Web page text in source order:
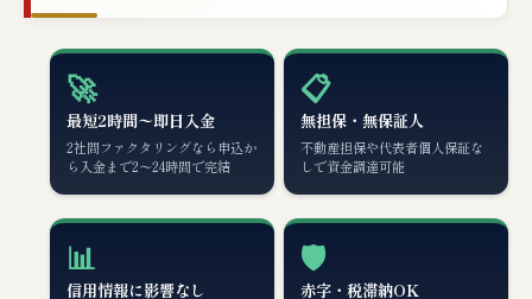
🚀
最短2時間〜即日入金
2社間ファクタリングなら申込か
ら入金まで2〜24時間で完結
📋
無担保・無保証人
不動産担保や代表者個人保証な
しで資金調達可能
📊
信用情報に影響なし
🛡️
赤字・税滞納OK